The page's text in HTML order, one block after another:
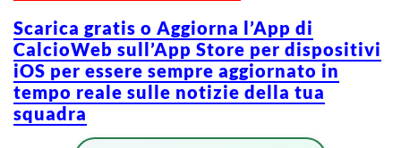
Scarica gratis o Aggiorna l’App di
CalcioWeb sull’App Store per dispositivi
iOS per essere sempre aggiornato in
tempo reale sulle notizie della tua
squadra